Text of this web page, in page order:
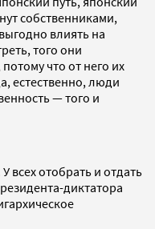
собственниками,
влиять на
того они
что от него их
естественно, люди
— того и
всех отобрать и отдать
диктатора